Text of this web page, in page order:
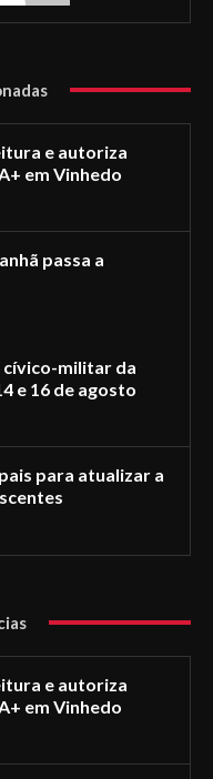
e autoriza
em Vinhedo
passa a
militar da
e 16 de agosto
para atualizar a
e autoriza
em Vinhedo